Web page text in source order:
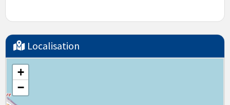
Localisation
+
−